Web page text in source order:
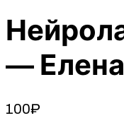
—
100₽